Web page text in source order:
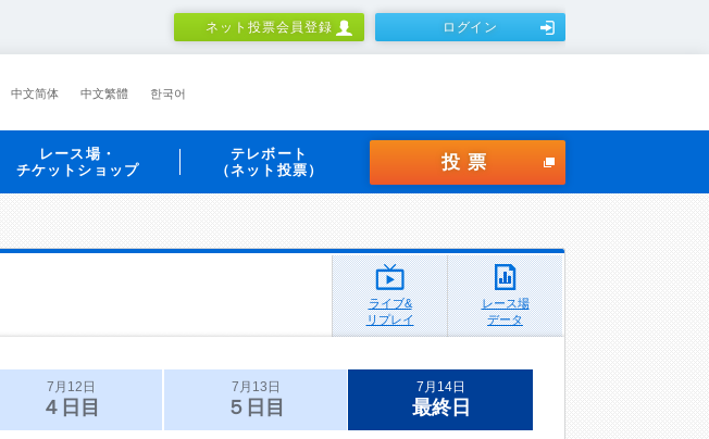
ネット投票会員登録 ログイン
中文简体 中文繁體 한국어
レース場・
チケットショップ
テレボート
（ネット投票）
投票
ライブ&
リプレイ
レース場
データ
7月12日
４日目
7月13日
５日目
7月14日
最終日